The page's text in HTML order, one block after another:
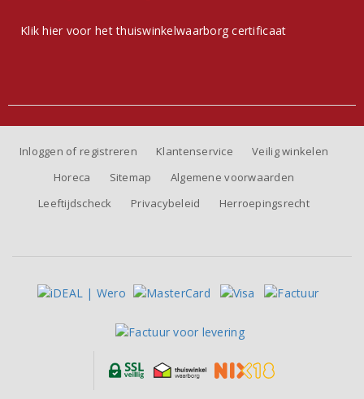
Klik hier voor het thuiswinkelwaarborg certificaat
Inloggen of registreren Klantenservice
Veilig winkelen
Horeca
Sitemap
Algemene voorwaarden
Leeftijdscheck
Privacybeleid Herroepingsrecht